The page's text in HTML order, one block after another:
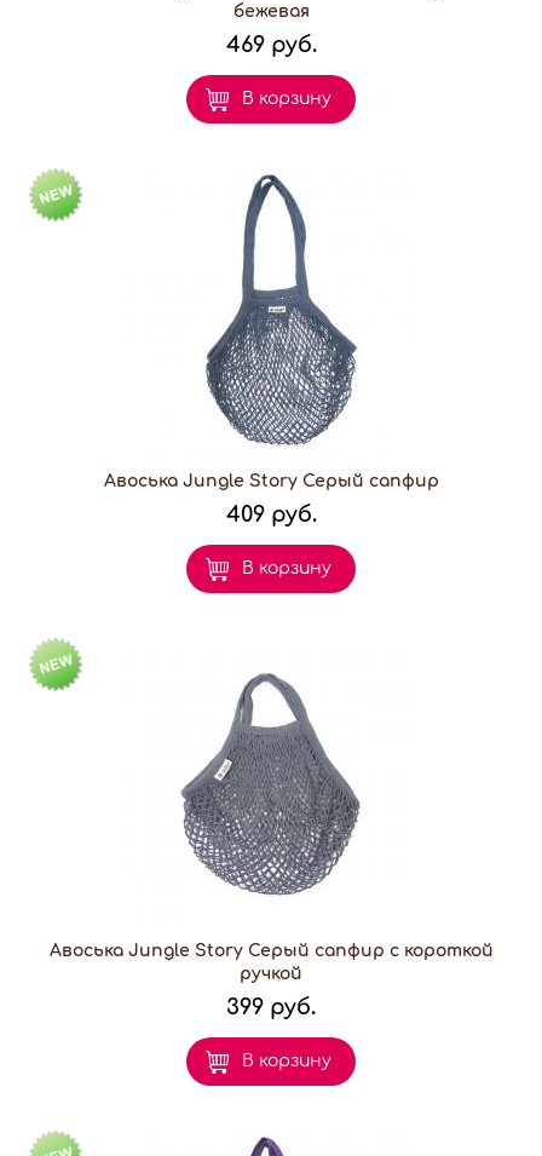
бежевая
469 руб.
В корзину
Авоська Jungle Story Серый сапфир
409 руб.
В корзину
Авоська Jungle Story Серый сапфир с короткой
ручкой
399 руб.
В корзину